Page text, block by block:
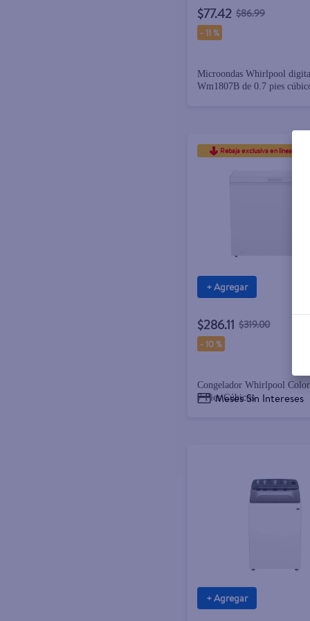
$77.42 $86.99
-11 %
Microondas Whirlpool
Wm1807B de 0.7 pies
Rebaja exclusiva en línea
+ Agregar
$286.11 $319.00
-10 %
Congelador Whirlpool
7 Pies Cúbicos
Meses Sin Intereses
+ Agregar